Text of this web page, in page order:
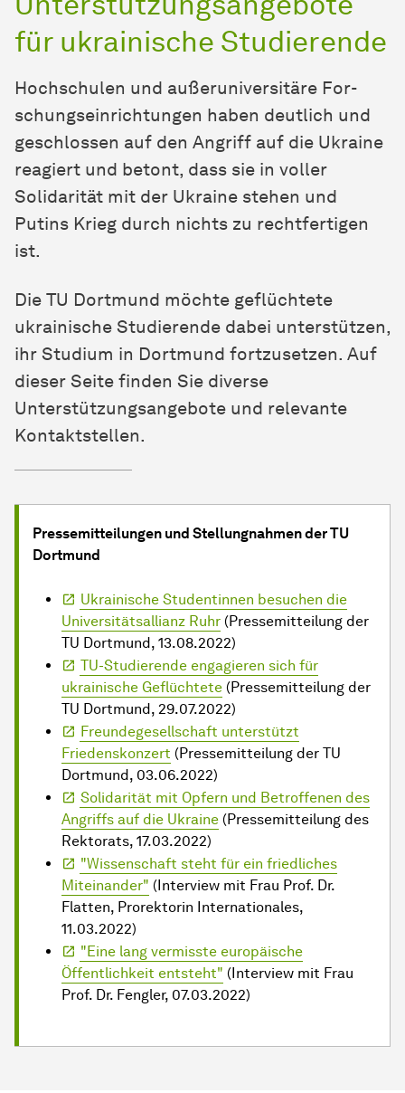
für ukrainische Studierende
Hoch­schu­len und außeruniversitäre For­
schungs­ein­rich­tun­gen haben deutlich und
geschlossen auf den Angriff auf die Ukra­i­ne
reagiert und betont, dass sie in voller
Solidarität mit der Ukra­i­ne stehen und
Putins Krieg durch nichts zu rechtfertigen
ist.
Die TU Dortmund möchte geflüchtete
ukrainische Studierende dabei unterstützen,
ihr Studium in Dortmund fortzusetzen. Auf
dieser Seite finden Sie diverse
Unterstützungsangebote und relevante
Kontaktstellen.
Pressemitteilungen und Stellungnahmen der TU
Dortmund
Ukrainische Studentinnen besuchen die
Universitätsallianz Ruhr (Pressemitteilung der
TU Dortmund, 13.08.2022)
TU-Studierende engagieren sich für
ukrainische Geflüchtete (Pressemitteilung der
TU Dortmund, 29.07.2022)
Freundegesellschaft unterstützt
Friedenskonzert (Pressemitteilung der TU
Dortmund, 03.06.2022)
Solidarität mit Opfern und Betroffenen des
Angriffs auf die Ukraine (Pressemitteilung des
Rektorats, 17.03.2022)
"Wissenschaft steht für ein friedliches
Miteinander" (Interview mit Frau Prof. Dr.
Flatten, Prorektorin Internationales,
11.03.2022)
"Eine lang vermisste europäische
Öffentlichkeit entsteht" (Interview mit Frau
Prof. Dr. Fengler, 07.03.2022)